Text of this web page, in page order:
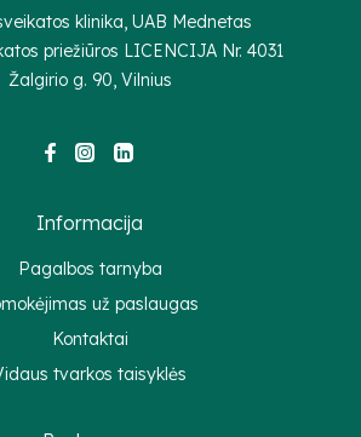
klinika, UAB Mednetas
priežiūros LICENCIJA Nr. 4031
Žalgirio g. 90, Vilnius
Informacija
Pagalbos tarnyba
už paslaugas
Kontaktai
tvarkos taisyklės